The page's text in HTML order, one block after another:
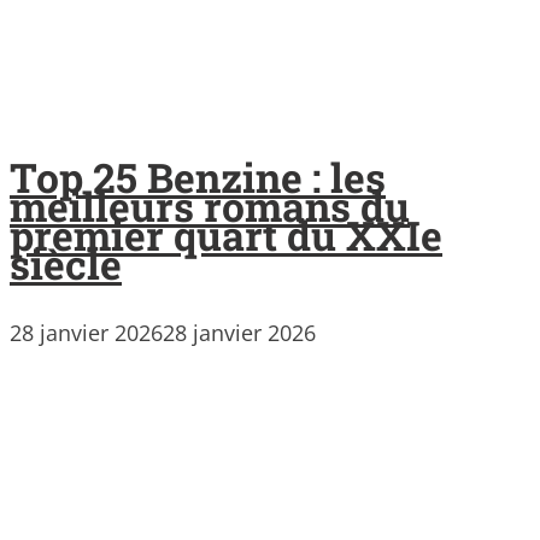
Top 25 Benzine : les
meilleurs romans du
premier quart du XXIe
siècle
28 janvier 202628 janvier 2026